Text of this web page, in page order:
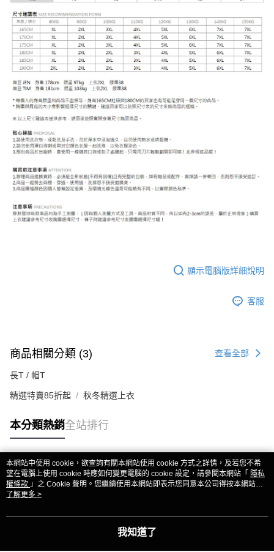
顯示電腦版詳細說明
客服
商品相關分類 (3) 查看全部
長T / 帽T
精選特賣85折起 秋冬精選上衣
本分類熱銷全站排行
熱門標籤
本網站中使用 cookie，欲查詢有關本網站使用 cookie 方式之詳情，及若您不希
望在電腦上使用 cookie 時應如何變更電腦的 cookie 設定，請參閱本網站「 隱私
權條款 」之 Cookie 聲明。您繼續使用本網站即表示您同意本公司得按本網站使
用條款之 Cookie 聲明使用 cookie。
了解更多 >
我知道了